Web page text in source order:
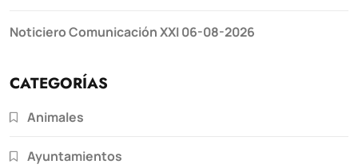
Noticiero Comunicación XXI 06-08-2026
CATEGORÍAS
Animales
Ayuntamientos